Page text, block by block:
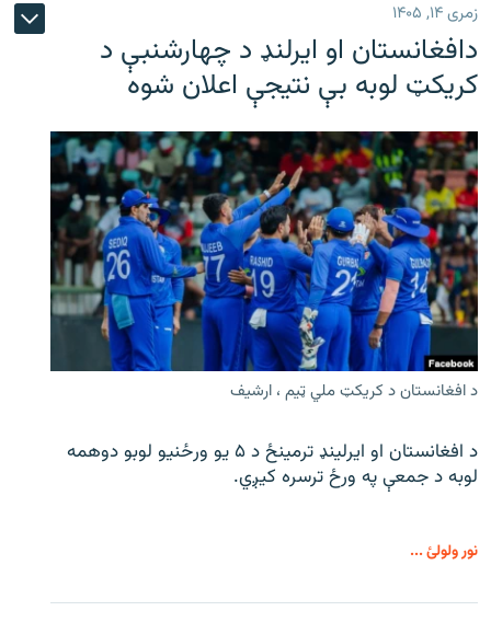
زمری ۱۴, ۱۴۰۵
دافغانستان او ایرلنډ د چهارشنبې د
کریکټ لوبه بې نتیجې اعلان شوه
د افغانستان د کریکټ ملي ټیم ، ارشیف
د افغانستان او ایرلینډ ترمینځ د ۵ یو ورځنیو لوبو دوهمه
لوبه د جمعې په ورځ ترسره کیږي.
نور ولولئ ...